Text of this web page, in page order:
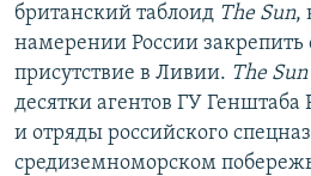
британский таблоид The Sun,
намерении России закрепить
присутствие в Ливии. The Sun
десятки агентов ГУ
и отряды российского
средиземноморском